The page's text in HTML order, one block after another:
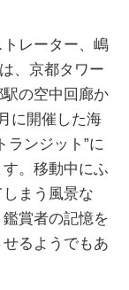
レーター、嶋
、京都タワー
の空中回廊か
に開催した海
ランジット”に
。移動中にふ
まう風景な
賞者の記憶を
るようでもあ